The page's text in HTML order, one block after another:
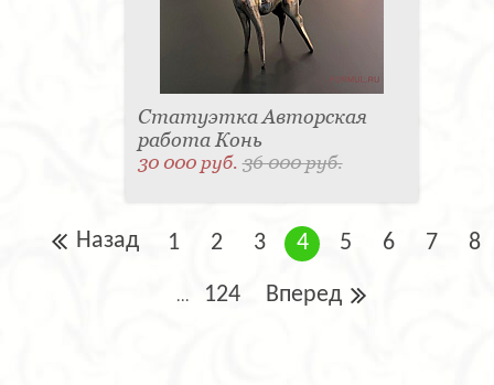
Статуэтка Авторская
работа Конь
30 000 руб.36 000 руб.
Назад 1 2 3 4 5 6 7 8
... 124 Вперед